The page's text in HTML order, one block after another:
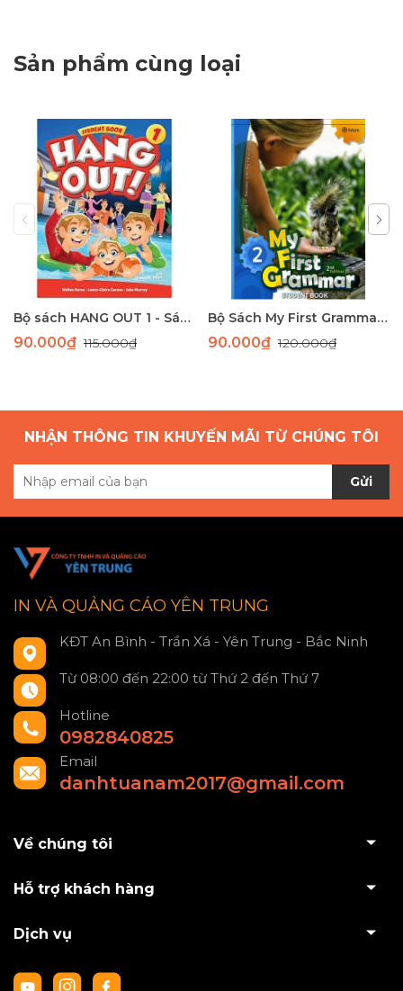
Sản phẩm cùng loại
Bộ sách HANG OUT 1 - Sách học tiếng Anh giao tiếp dành cho học sinh tiểu học
90.000₫115.000₫
Bộ Sách My First Grammar 2nd Edition Level 2 - Học Ngữ Pháp Tiếng Anh Cơ Bản Cho Trẻ Em*
90.000₫120.000₫
NHẬN THÔNG TIN KHUYẾN MÃI TỪ CHÚNG TÔI
Gửi
IN VÀ QUẢNG CÁO YÊN TRUNG
KĐT An Bình - Trần Xá - Yên Trung - Bắc Ninh
Từ 08:00 đến 22:00 từ Thứ 2 đến Thứ 7
Hotline
0982840825
Email
danhtuanam2017@gmail.com
Về chúng tôi
Hỗ trợ khách hàng
Dịch vụ